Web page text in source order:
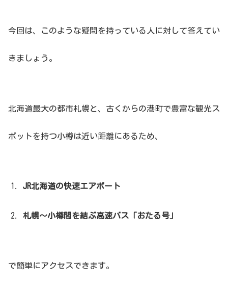
今回は、このような疑問を持っている人に対して答えてい
きましょう。
北海道最大の都市札幌と、古くからの港町で豊富な観光ス
ポットを持つ小樽は近い距離にあるため、
JR北海道の快速エアポート
札幌〜小樽間を結ぶ高速バス「おたる号」
で簡単にアクセスできます。